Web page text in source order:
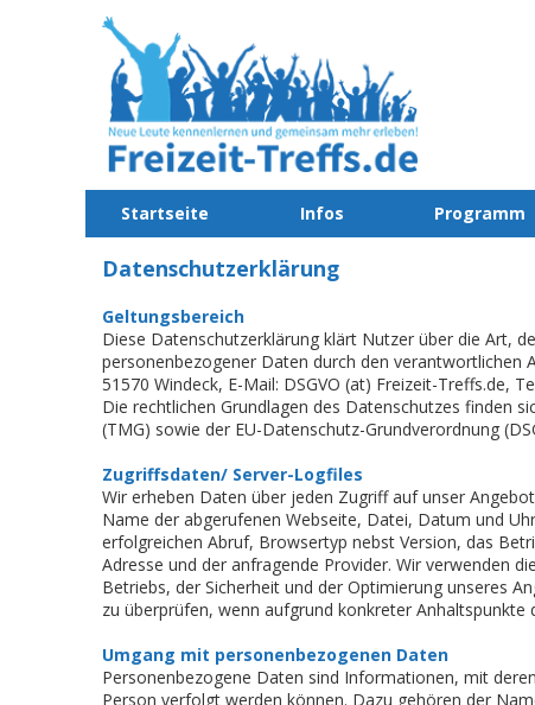
Startseite Infos Programm
Datenschutzerklärung
Geltungsbereich
Diese Datenschutzerklärung klärt Nutzer über die Art,
personenbezogener Daten durch den verantwortlichen
51570 Windeck, E-Mail: DSGVO (at) Freizeit-Treffs.de,
Die rechtlichen Grundlagen des Datenschutzes finden
(TMG) sowie der EU-Datenschutz-Grundverordnung
Zugriffsdaten/ Server-Logfiles
Wir erheben Daten über jeden Zugriff auf unser
Name der abgerufenen Webseite, Datei, Datum und
erfolgreichen Abruf, Browsertyp nebst Version, das
Adresse und der anfragende Provider. Wir verwenden
Betriebs, der Sicherheit und der Optimierung unseres
zu überprüfen, wenn aufgrund konkreter
Umgang mit personenbezogenen Daten
Personenbezogene Daten sind Informationen, mit
Person verfolgt werden können. Dazu gehören der